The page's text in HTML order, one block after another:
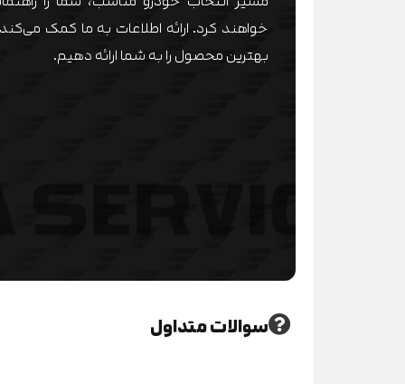
خواهند کرد. ارائه اطلاعات به ما کمک
بهترین محصول را به شما ارائه دهیم.
سوالات متداول